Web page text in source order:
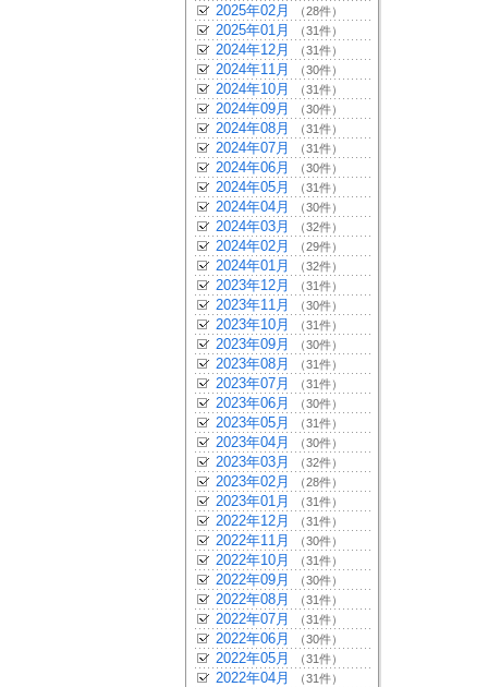
2025年02月 （28件）
2025年01月 （31件）
2024年12月 （31件）
2024年11月 （30件）
2024年10月 （31件）
2024年09月 （30件）
2024年08月 （31件）
2024年07月 （31件）
2024年06月 （30件）
2024年05月 （31件）
2024年04月 （30件）
2024年03月 （32件）
2024年02月 （29件）
2024年01月 （32件）
2023年12月 （31件）
2023年11月 （30件）
2023年10月 （31件）
2023年09月 （30件）
2023年08月 （31件）
2023年07月 （31件）
2023年06月 （30件）
2023年05月 （31件）
2023年04月 （30件）
2023年03月 （32件）
2023年02月 （28件）
2023年01月 （31件）
2022年12月 （31件）
2022年11月 （30件）
2022年10月 （31件）
2022年09月 （30件）
2022年08月 （31件）
2022年07月 （31件）
2022年06月 （30件）
2022年05月 （31件）
2022年04月 （31件）